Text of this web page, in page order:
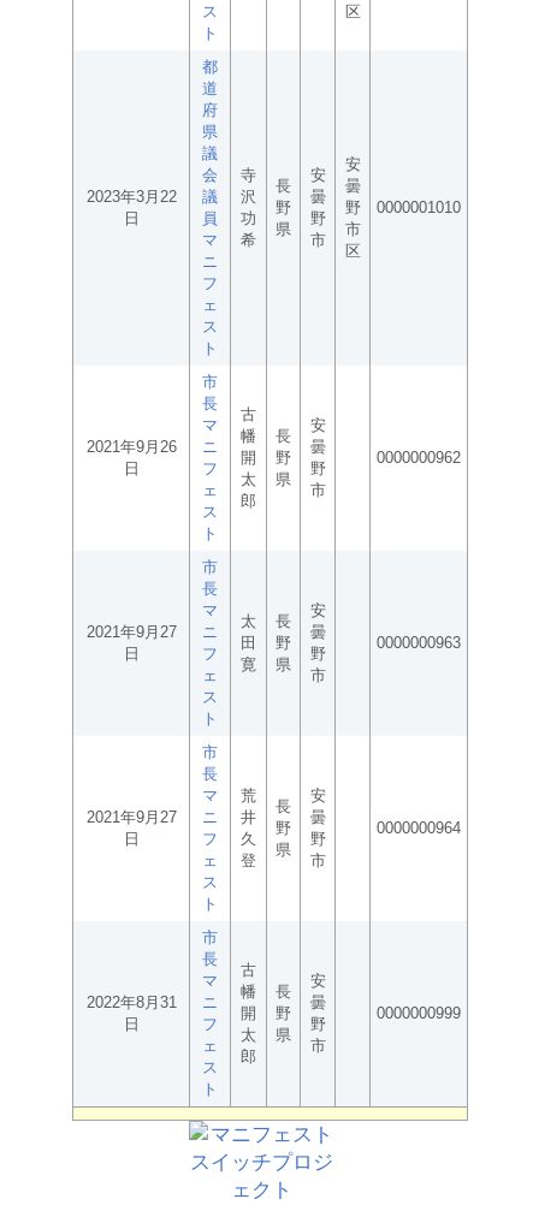
ス
ト
区
2023年3月22
日
都
道
府
県
議
会
議
員
マ
ニ
フ
ェ
ス
ト
寺
沢
功
希
長
野
県
安
曇
野
市
安
曇
野
市
区
0000001010
2021年9月26
日
市
長
マ
ニ
フ
ェ
ス
ト
古
幡
開
太
郎
長
野
県
安
曇
野
市
0000000962
2021年9月27
日
市
長
マ
ニ
フ
ェ
ス
ト
太
田
寛
長
野
県
安
曇
野
市
0000000963
2021年9月27
日
市
長
マ
ニ
フ
ェ
ス
ト
荒
井
久
登
長
野
県
安
曇
野
市
0000000964
2022年8月31
日
市
長
マ
ニ
フ
ェ
ス
ト
古
幡
開
太
郎
長
野
県
安
曇
野
市
0000000999